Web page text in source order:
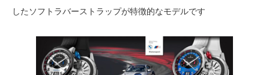
したソフトラバーストラップが特徴的なモデルです